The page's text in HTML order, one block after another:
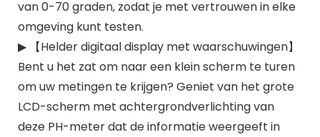
van 0-70 graden, zodat je met vertrouwen in elke
omgeving kunt testen.
▶ 【Helder digitaal display met waarschuwingen】
Bent u het zat om naar een klein scherm te turen
om uw metingen te krijgen? Geniet van het grote
LCD-scherm met achtergrondverlichting van
deze PH-meter dat de informatie weergeeft in